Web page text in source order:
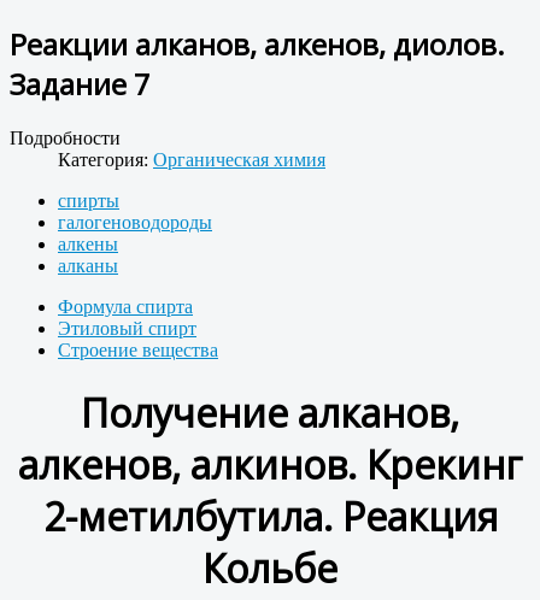
Реакции алканов, алкенов, диолов.
Задание 7
Подробности
Категория: Органическая химия
спирты
галогеноводороды
алкены
алканы
Формула спирта
Этиловый спирт
Строение вещества
Получение алканов,
алкенов, алкинов. Крекинг
2-метилбутила. Реакция
Кольбе